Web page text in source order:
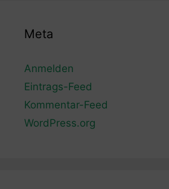
Meta
Anmelden
Eintrags-Feed
Kommentar-Feed
WordPress.org